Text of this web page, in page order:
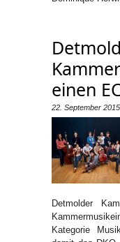
einen
22. September 2015
Detmolder
Kategorie